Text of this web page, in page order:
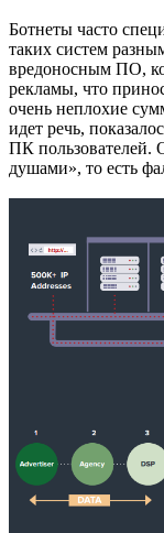
Ботнеты часто
таких систем
вредоносным ПО,
рекламы, что
очень неплохие
идет речь,
ПК пользователей.
душами», то есть